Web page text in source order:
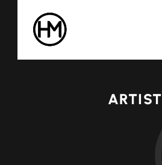
ARTIST